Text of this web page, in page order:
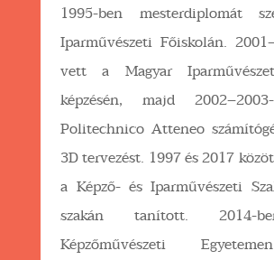
1995-ben mesterdiplomát
Iparművészeti Főiskolán.
vett a Magyar
képzésén, majd
Politechnico Atteneo
3D tervezést. 1997 és 2017
a Képző- és Iparművészeti
szakán tanított. 2014-
Képzőművészeti